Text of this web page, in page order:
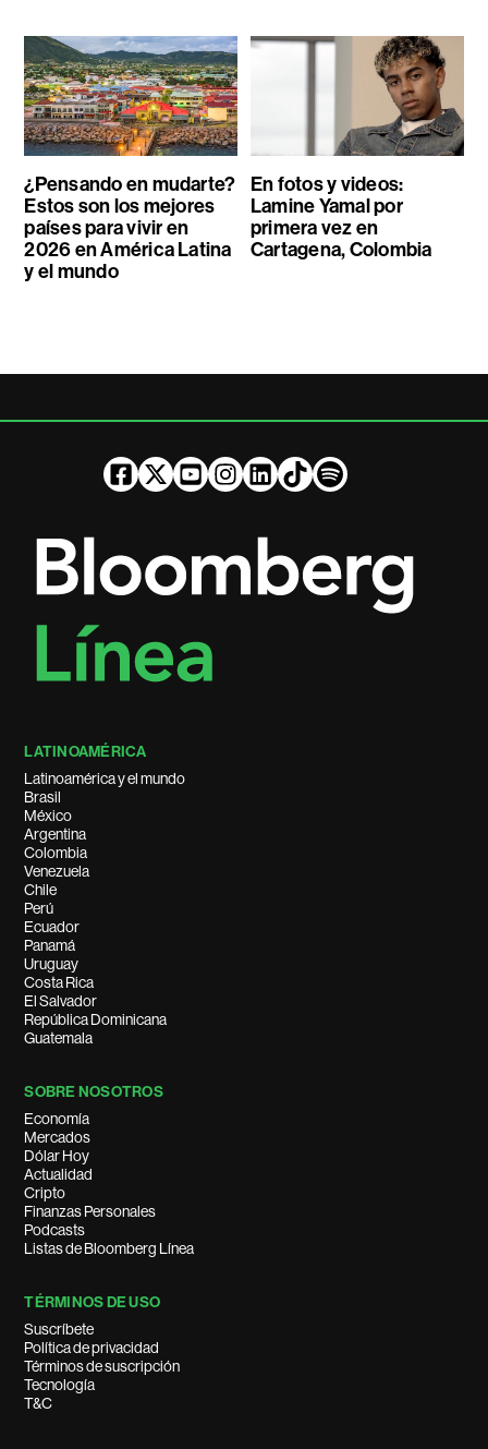
¿Pensando en mudarte?
Estos son los mejores
países para vivir en
2026 en América Latina
y el mundo
En fotos y videos:
Lamine Yamal por
primera vez en
Cartagena, Colombia
LATINOAMÉRICA
Latinoamérica y el mundo
Brasil
México
Argentina
Colombia
Venezuela
Chile
Perú
Ecuador
Panamá
Uruguay
Costa Rica
El Salvador
República Dominicana
Guatemala
SOBRE NOSOTROS
Economía
Mercados
Dólar Hoy
Actualidad
Cripto
Finanzas Personales
Podcasts
Listas de Bloomberg Línea
TÉRMINOS DE USO
Suscríbete
Política de privacidad
Términos de suscripción
Tecnología
T&C